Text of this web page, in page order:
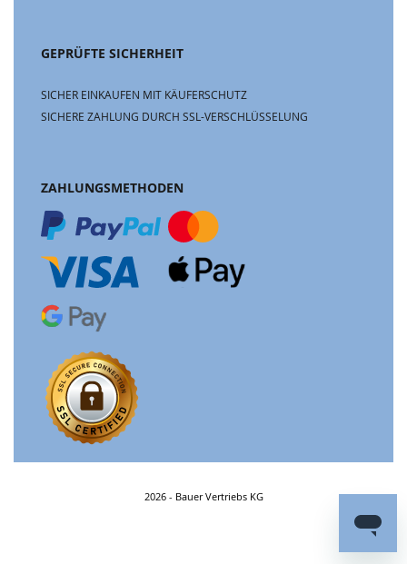
GEPRÜFTE SICHERHEIT
SICHER EINKAUFEN MIT KÄUFERSCHUTZ
SICHERE ZAHLUNG DURCH SSL-VERSCHLÜSSELUNG
ZAHLUNGSMETHODEN
2026 - Bauer Vertriebs KG